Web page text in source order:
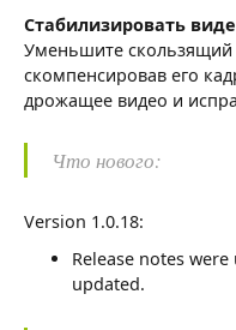
Стабилизировать
Уменьшите скользящий
скомпенсировав его
дрожащее видео и
Что нового:
Version 1.0.18:
Release notes
updated.